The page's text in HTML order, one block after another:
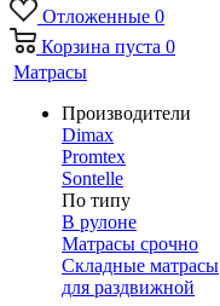
Отложенные 0
Корзина пуста 0
Матрасы
Производители
Dimax
Promtex
Sontelle
По типу
В рулоне
Матрасы срочно
Складные матрасы
для раздвижной